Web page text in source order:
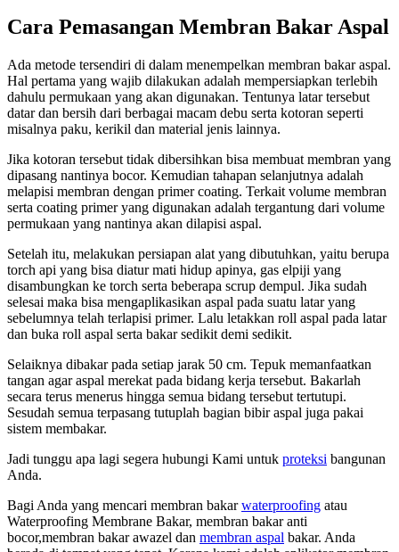
Cara Pemasangan Membran Bakar Aspal
Ada metode tersendiri di dalam menempelkan membran bakar aspal.
Hal pertama yang wajib dilakukan adalah mempersiapkan terlebih
dahulu permukaan yang akan digunakan. Tentunya latar tersebut
datar dan bersih dari berbagai macam debu serta kotoran seperti
misalnya paku, kerikil dan material jenis lainnya.
Jika kotoran tersebut tidak dibersihkan bisa membuat membran yang
dipasang nantinya bocor. Kemudian tahapan selanjutnya adalah
melapisi membran dengan primer coating. Terkait volume membran
serta coating primer yang digunakan adalah tergantung dari volume
permukaan yang nantinya akan dilapisi aspal.
Setelah itu, melakukan persiapan alat yang dibutuhkan, yaitu berupa
torch api yang bisa diatur mati hidup apinya, gas elpiji yang
disambungkan ke torch serta beberapa scrup dempul. Jika sudah
selesai maka bisa mengaplikasikan aspal pada suatu latar yang
sebelumnya telah terlapisi primer. Lalu letakkan roll aspal pada latar
dan buka roll aspal serta bakar sedikit demi sedikit.
Selaiknya dibakar pada setiap jarak 50 cm. Tepuk memanfaatkan
tangan agar aspal merekat pada bidang kerja tersebut. Bakarlah
secara terus menerus hingga semua bidang tersebut tertutupi.
Sesudah semua terpasang tutuplah bagian bibir aspal juga pakai
sistem membakar.
Jadi tunggu apa lagi segera hubungi Kami untuk proteksi bangunan
Anda.
Bagi Anda yang mencari membran bakarwaterproofing atau
Waterproofing Membrane Bakar, membran bakar anti
bocor,membran bakar awazel dan membran aspal bakar. Anda